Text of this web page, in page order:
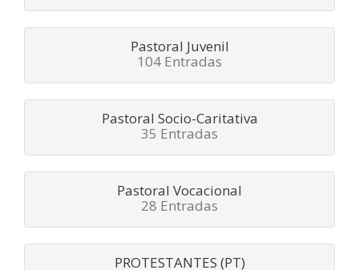
Pastoral Juvenil
104 Entradas
Pastoral Socio-Caritativa
35 Entradas
Pastoral Vocacional
28 Entradas
PROTESTANTES (PT)